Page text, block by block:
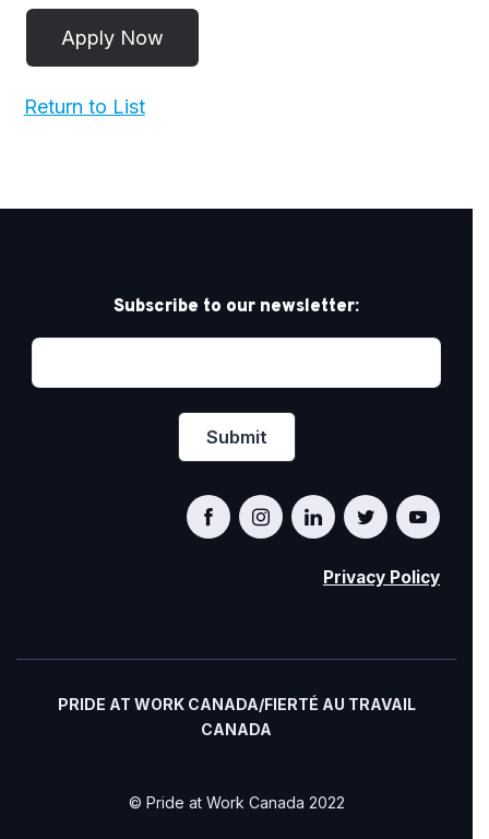
Return to List
Subscribe to our newsletter:
Privacy Policy
PRIDE AT WORK CANADA/FIERTÉ AU TRAVAIL
CANADA
© Pride at Work Canada 2022